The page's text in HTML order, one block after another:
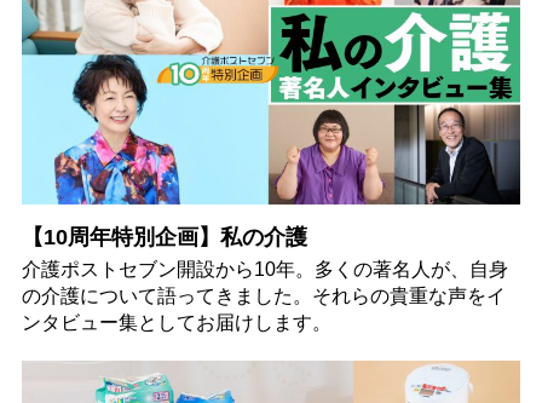
【10周年特別企画】私の介護
介護ポストセブン開設から10年。多くの著名人が、自身
の介護について語ってきました。それらの貴重な声をイ
ンタビュー集としてお届けします。